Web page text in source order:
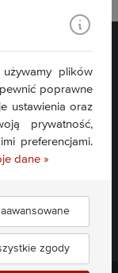
używamy plików
poprawne
ustawienia oraz
prywatność,
preferencjami.
dane »
zgody